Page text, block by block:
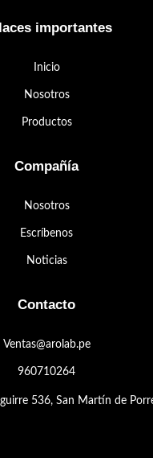
importantes
Inicio
Nosotros
Productos
Compañía
Nosotros
Escríbenos
Noticias
Contacto
Ventas@arolab.pe
960710264
536, San Martín de